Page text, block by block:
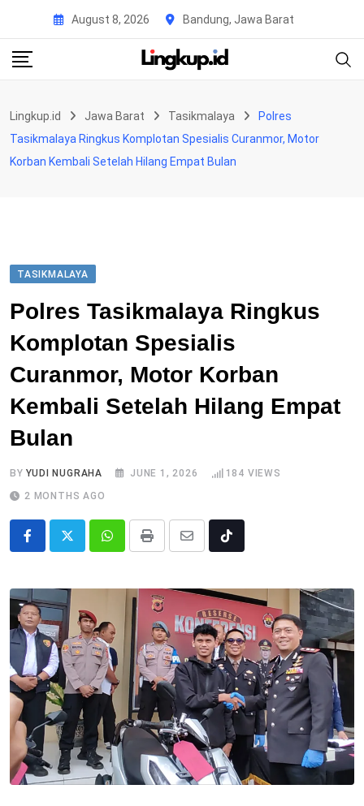
content
August 8, 2026 Bandung, Jawa Barat
Lingkup.id Jawa Barat Tasikmalaya
Polres
Tasikmalaya Ringkus Komplotan Spesialis Curanmor, Motor
Korban Kembali Setelah Hilang Empat Bulan
TASIKMALAYA
Polres Tasikmalaya Ringkus
Komplotan Spesialis
Curanmor, Motor Korban
Kembali Setelah Hilang Empat
Bulan
BYYUDI NUGRAHA JUNE 1, 2026 184 VIEWS
2 MONTHS AGO
Whatsapp
Print
Share
Email
Tiktok